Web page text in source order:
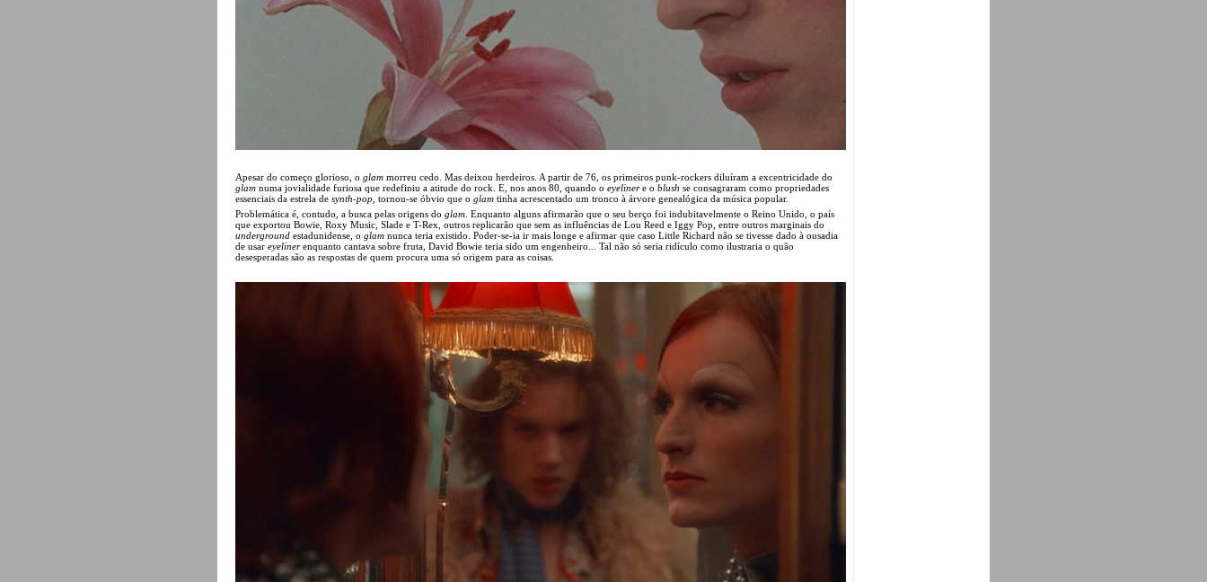
Apesar do começo glorioso, o glam morreu cedo. Mas deixou herdeiros. A partir de 76, os primeiros punk-rockers diluíram a excentricidade do
glam numa jovialidade furiosa que redefiniu a atitude do rock. E, nos anos 80, quando o eyelinere o blush se consagraram como propriedades
essenciais da estrela de synth-pop , tornou-se óbvio que o glam tinha acrescentado um tronco à árvore genealógica da música popular.
Problemática é, contudo, a busca pelas origens do glam . Enquanto alguns afirmarão que o seu berço foi indubitavelmente o Reino Unido, o país
que exportou Bowie, Roxy Music, Slade e T-Rex, outros replicarão que sem as influências de Lou Reed e Iggy Pop, entre outros marginais do
underground estadunidense, o glam nunca teria existido. Poder-se-ia ir mais longe e afirmar que caso Little Richard não se tivesse dado à ousadia
de usar eyelinerenquanto cantava sobre fruta, David Bowie teria sido um engenheiro... Tal não só seria ridículo como ilustraria o quão
desesperadas são as respostas de quem procura uma só origem para as coisas.